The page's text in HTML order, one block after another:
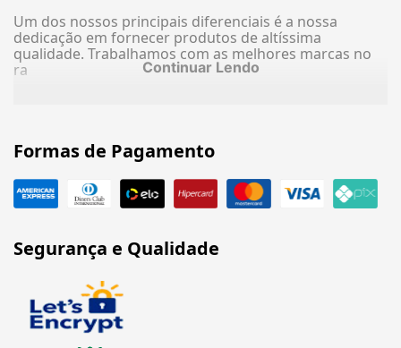
Um dos nossos principais diferenciais é a nossa
dedicação em fornecer produtos de altíssima
qualidade. Trabalhamos com as melhores marcas no
ra
Continuar Lendo
Formas de Pagamento
Segurança e Qualidade